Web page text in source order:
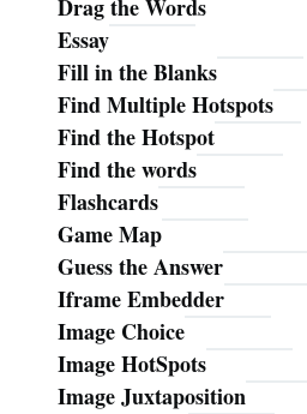
Drag the Words
Essay
Fill in the Blanks
Find Multiple Hotspots
Find the Hotspot
Find the words
Flashcards
Game Map
Guess the Answer
Iframe Embedder
Image Choice
Image HotSpots
Image Juxtaposition